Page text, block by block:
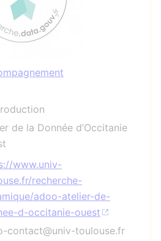
de la Donnée d’Occitanie
www.univ-
recherche-
adoo-atelier-de-
d-occitanie-ouest
contact@univ-toulouse.fr